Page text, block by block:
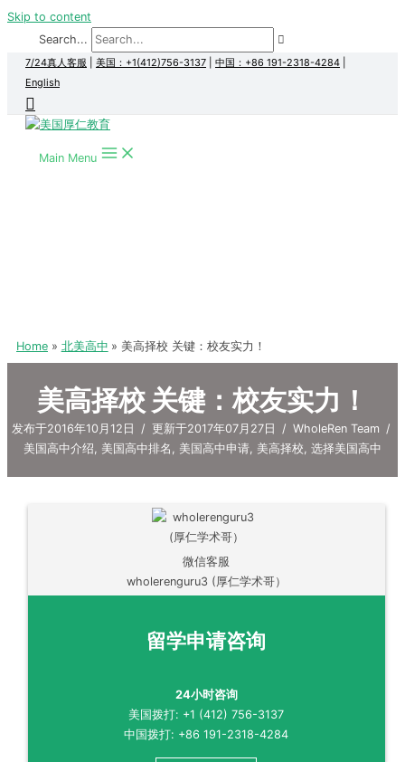
Skip to content
Search...
7/24真人客服 美国：+1(412)756-3137 中国：+86 191-2318-4284
English
Main Menu
Home 北美高中 美高择校 关键：校友实力！
美高择校 关键：校友实力！
发布于2016年10月12日 / 更新于2017年07月27日 / WholeRen Team /
美国高中介绍, 美国高中排名 , 美国高中申请, 美高择校, 选择美国高中
微信客服
wholerenguru3 (厚仁学术哥）
留学申请咨询
24小时咨询
美国拨打: +1 (412) 756-3137
中国拨打: +86 191-2318-4284